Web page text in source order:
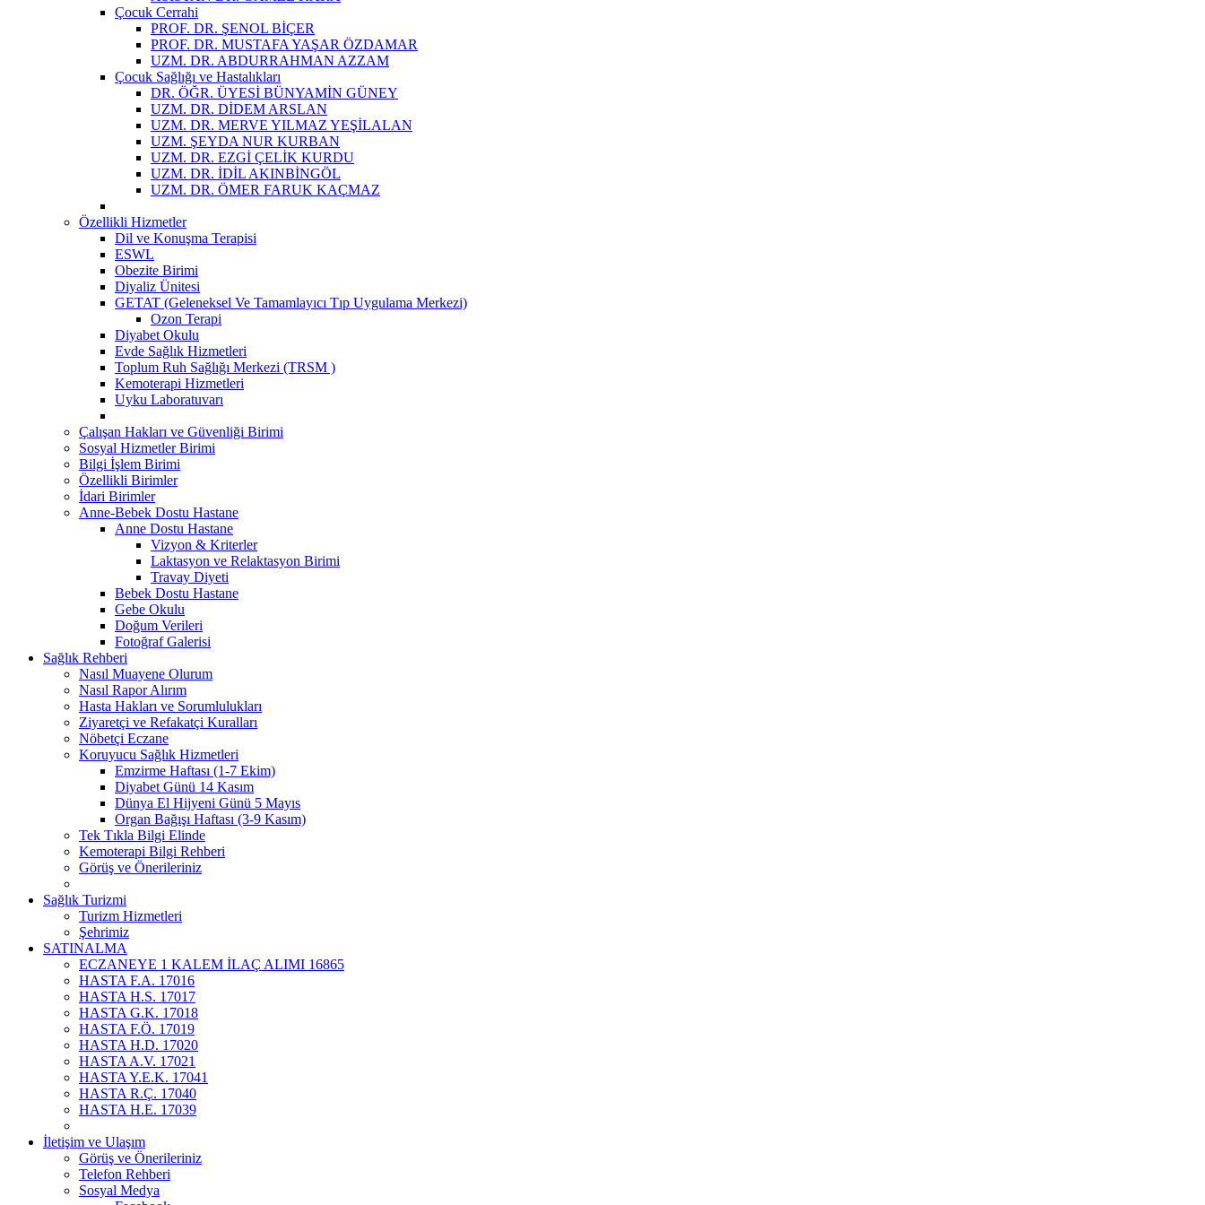
Çocuk Cerrahi
PROF. DR. ŞENOL BİÇER
PROF. DR. MUSTAFA YAŞAR ÖZDAMAR
UZM. DR. ABDURRAHMAN AZZAM
Çocuk Sağlığı ve Hastalıkları
DR. ÖĞR. ÜYESİ BÜNYAMİN GÜNEY
UZM. DR. DİDEM ARSLAN
UZM. DR. MERVE YILMAZ YEŞİLALAN
UZM. ŞEYDA NUR KURBAN
UZM. DR. EZGİ ÇELİK KURDU
UZM. DR. İDİL AKINBİNGÖL
UZM. DR. ÖMER FARUK KAÇMAZ
Özellikli Hizmetler
Dil ve Konuşma Terapisi
ESWL
Obezite Birimi
Diyaliz Ünitesi
GETAT (Geleneksel Ve Tamamlayıcı Tıp Uygulama Merkezi)
Ozon Terapi
Diyabet Okulu
Evde Sağlık Hizmetleri
Toplum Ruh Sağlığı Merkezi (TRSM )
Kemoterapi Hizmetleri
Uyku Laboratuvarı
Çalışan Hakları ve Güvenliği Birimi
Sosyal Hizmetler Birimi
Bilgi İşlem Birimi
Özellikli Birimler
İdari Birimler
Anne-Bebek Dostu Hastane
Anne Dostu Hastane
Vizyon & Kriterler
Laktasyon ve Relaktasyon Birimi
Travay Diyeti
Bebek Dostu Hastane
Gebe Okulu
Doğum Verileri
Fotoğraf Galerisi
Sağlık Rehberi
Nasıl Muayene Olurum
Nasıl Rapor Alırım
Hasta Hakları ve Sorumlulukları
Ziyaretçi ve Refakatçi Kuralları
Nöbetçi Eczane
Koruyucu Sağlık Hizmetleri
Emzirme Haftası (1-7 Ekim)
Diyabet Günü 14 Kasım
Dünya El Hijyeni Günü 5 Mayıs
Organ Bağışı Haftası (3-9 Kasım)
Tek Tıkla Bilgi Elinde
Kemoterapi Bilgi Rehberi
Görüş ve Önerileriniz
Sağlık Turizmi
Turizm Hizmetleri
Şehrimiz
SATINALMA
ECZANEYE 1 KALEM İLAÇ ALIMI 16865
HASTA F.A. 17016
HASTA H.S. 17017
HASTA G.K. 17018
HASTA F.Ö. 17019
HASTA H.D. 17020
HASTA A.V. 17021
HASTA Y.E.K. 17041
HASTA R.Ç. 17040
HASTA H.E. 17039
İletişim ve Ulaşım
Görüş ve Önerileriniz
Telefon Rehberi
Sosyal Medya